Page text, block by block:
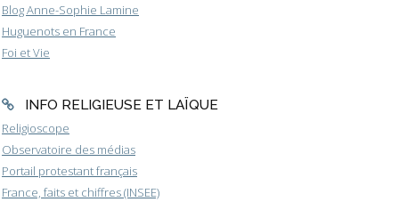
Blog Anne-Sophie Lamine
Huguenots en France
Foi et Vie
INFO RELIGIEUSE ET LAÏQUE
Religioscope
Observatoire des médias
Portail protestant français
France, faits et chiffres (INSEE)